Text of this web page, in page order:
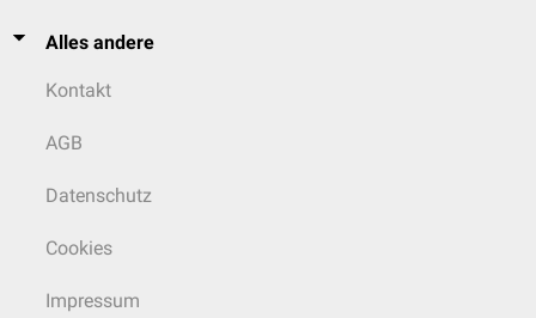
Alles andere
Kontakt
AGB
Datenschutz
Cookies
Impressum